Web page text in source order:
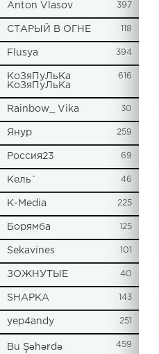
Anton Vlasov 397
СТАРЫЙ В ОГНЕ 118
Flusya 394
КоЗяПуЛьКа
КоЗяПуЛьКа
616
Rainbow_ Vika 30
Янур 259
Россия23 69
Кель` 46
К-Media 225
Борямба 125
Sekavines 101
ЗОЖНУТЫЕ 40
SHAPKA 143
yep4andy 251
Bu Şəhərdə 459